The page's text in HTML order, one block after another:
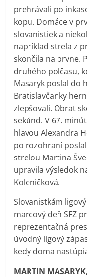
prehrávali po
kopu. Domáce v
slovanistiek a
napríklad strela z
skončila na brvne.
druhého polčasu,
Masaryk poslal do
Bratislavčanky
zlepšovali. Obrat
sekúnd. V 67.
hlavou Alexandra
po rozohraní
strelou Martina
upravila výsledok
Koleničková.
Slovanistkám
marcový deň SFZ
reprezentačná
úvodný ligový
kedy doma
MARTIN